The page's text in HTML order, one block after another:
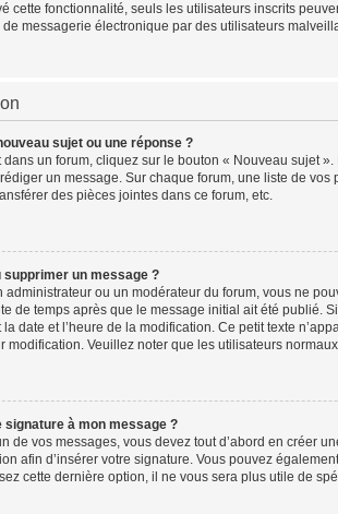
cette fonctionnalité, seuls les utilisateurs inscrits
messagerie électronique par des utilisateurs
sujet ou une réponse ?
un forum, cliquez sur le bouton « Nouveau sujet
un message. Sur chaque forum, une liste de
des pièces jointes dans ce forum, etc.
un message ?
administrateur ou un modérateur du forum, vous ne
de temps après que le message initial ait été publié.
date et l’heure de la modification. Ce petit texte
modification. Veuillez noter que les utilisateurs
à mon message ?
de vos messages, vous devez tout d’abord en créer
afin d’insérer votre signature. Vous pouvez
cette dernière option, il ne vous sera plus utile de